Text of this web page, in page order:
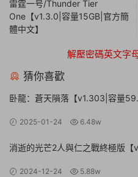
雷霆一号/Thunder Tier
One【v1.3.0|容量15GB|官方簡
體中文】
解壓密碼英文字
猜你喜歡
卧龍：蒼天隕落【v1.303|容量
2025-01-24 6.48w
消逝的光芒2人與仁之戰終極版
2024-12-24 5.88w